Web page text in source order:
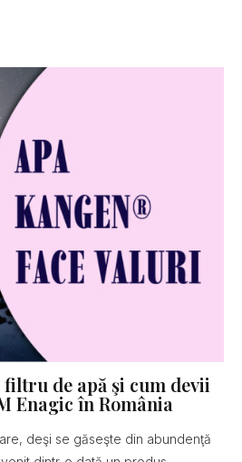
de apă şi cum devii
Enagic în România
deşi se găseşte din abundenţă